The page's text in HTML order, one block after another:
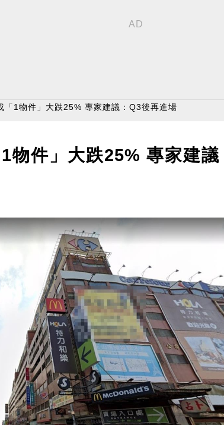
「1物件」大跌25% 專家建議：Q3後再進場
物件」大跌25% 專家建議